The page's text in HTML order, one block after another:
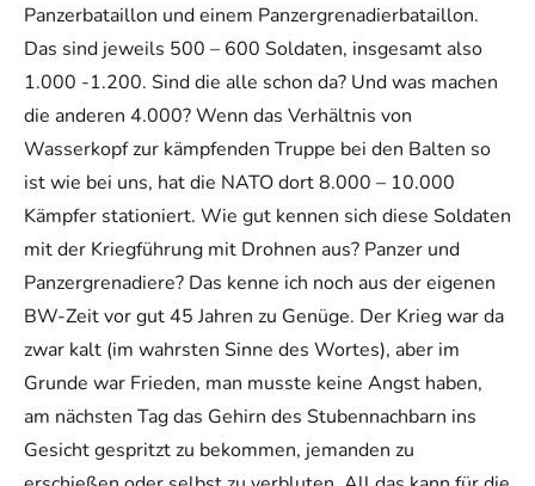
Panzerbataillon und einem Panzergrenadierbataillon.
Das sind jeweils 500 – 600 Soldaten, insgesamt also
1.000 -1.200. Sind die alle schon da? Und was machen
die anderen 4.000? Wenn das Verhältnis von
Wasserkopf zur kämpfenden Truppe bei den Balten so
ist wie bei uns, hat die NATO dort 8.000 – 10.000
Kämpfer stationiert. Wie gut kennen sich diese Soldaten
mit der Kriegführung mit Drohnen aus? Panzer und
Panzergrenadiere? Das kenne ich noch aus der eigenen
BW-Zeit vor gut 45 Jahren zu Genüge. Der Krieg war da
zwar kalt (im wahrsten Sinne des Wortes), aber im
Grunde war Frieden, man musste keine Angst haben,
am nächsten Tag das Gehirn des Stubennachbarn ins
Gesicht gespritzt zu bekommen, jemanden zu